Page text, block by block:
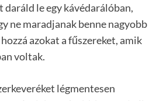
daráld le egy kávédarálóban,
ne maradjanak benne nagyobb
azokat a fűszereket, amik
voltak.
légmentesen